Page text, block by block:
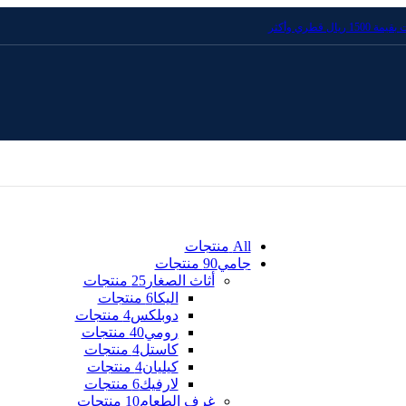
وأكثر
All منتجات
جامي90 منتجات
أثاث الصغار25 منتجات
اليكا6 منتجات
دوبلكس4 منتجات
رومي40 منتجات
كاستل4 منتجات
كيليان4 منتجات
لارفيك6 منتجات
غرف الطعام10 منتجات